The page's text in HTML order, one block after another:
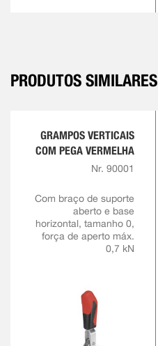
PRODUTOS SIMILARES
GRAMPOS VERTICAIS
COM PEGA VERMELHA
Nr. 90001
Com braço de suporte
aberto e base
horizontal, tamanho 0,
força de aperto máx.
0,7 kN